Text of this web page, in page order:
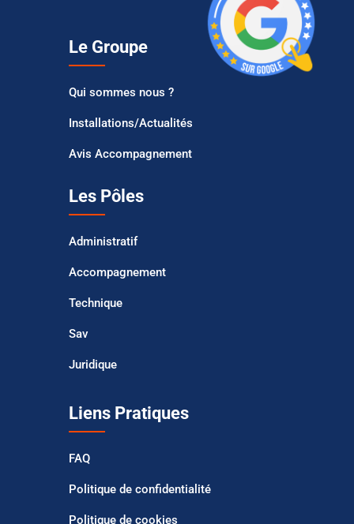
Le Groupe
Qui sommes nous ?
Installations/Actualités
Avis Accompagnement
Les Pôles
Administratif
Accompagnement
Technique
Sav
Juridique
Liens Pratiques
FAQ
Politique de confidentialité
Politique de cookies